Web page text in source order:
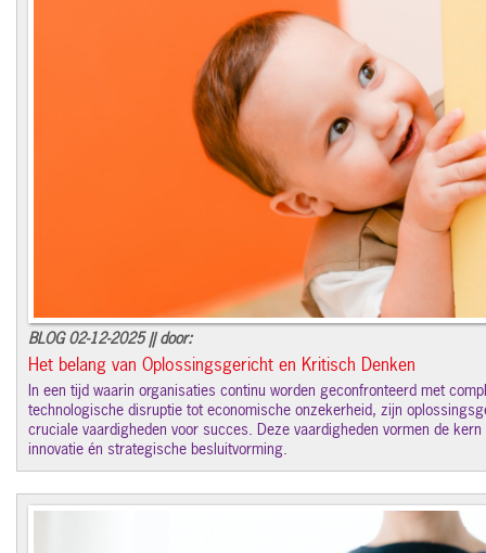
BLOG 02-12-2025 || door:
Het belang van Oplossingsgericht en Kritisch Denken
In een tijd waarin organisaties continu worden geconfronteerd met
technologische disruptie tot economische onzekerheid, zijn
cruciale vaardigheden voor succes. Deze vaardigheden vormen de
innovatie én strategische besluitvorming.